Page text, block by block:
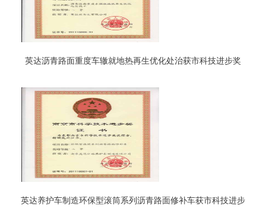
英达沥青路面重度车辙就地热再生优化处治获市科技进步奖
英达养护车制造环保型滚筒系列沥青路面修补车获市科技进步